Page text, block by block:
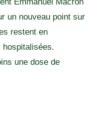
un nouveau point sur
restent en
hospitalisées.
une dose de